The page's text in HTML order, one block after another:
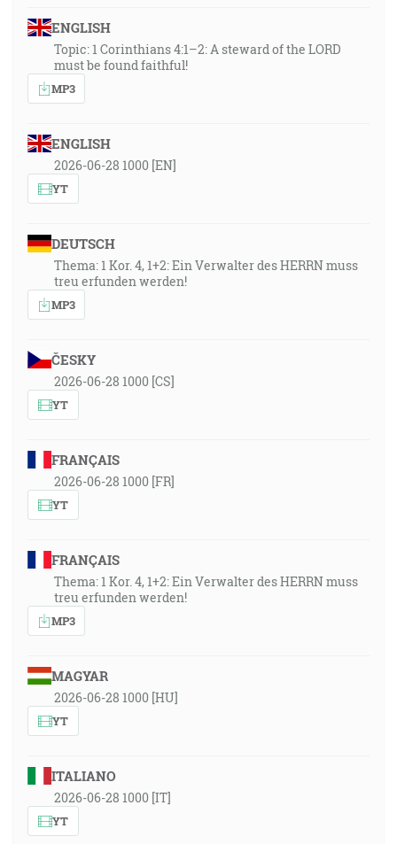
ENGLISH
Topic: 1 Corinthians 4:1–2: A steward of the LORD
must be found faithful!
MP3
ENGLISH
2026-06-28 1000 [EN]
YT
DEUTSCH
Thema: 1 Kor. 4, 1+2: Ein Verwalter des HERRN muss
treu erfunden werden!
MP3
ČESKY
2026-06-28 1000 [CS]
YT
FRANÇAIS
2026-06-28 1000 [FR]
YT
FRANÇAIS
Thema: 1 Kor. 4, 1+2: Ein Verwalter des HERRN muss
treu erfunden werden!
MP3
MAGYAR
2026-06-28 1000 [HU]
YT
ITALIANO
2026-06-28 1000 [IT]
YT